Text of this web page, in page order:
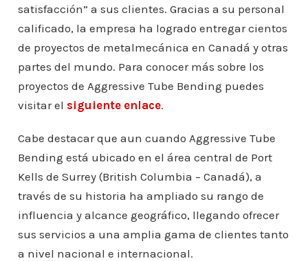
satisfacción” a sus clientes. Gracias a su personal
calificado, la empresa ha logrado entregar cientos
de proyectos de metalmecánica en Canadá y otras
partes del mundo. Para conocer más sobre los
proyectos de Aggressive Tube Bending puedes
visitar el siguiente enlace.
Cabe destacar que aun cuando Aggressive Tube
Bending está ubicado en el área central de Port
Kells de Surrey (British Columbia – Canadá), a
través de su historia ha ampliado su rango de
influencia y alcance geográfico, llegando ofrecer
sus servicios a una amplia gama de clientes tanto
a nivel nacional e internacional.